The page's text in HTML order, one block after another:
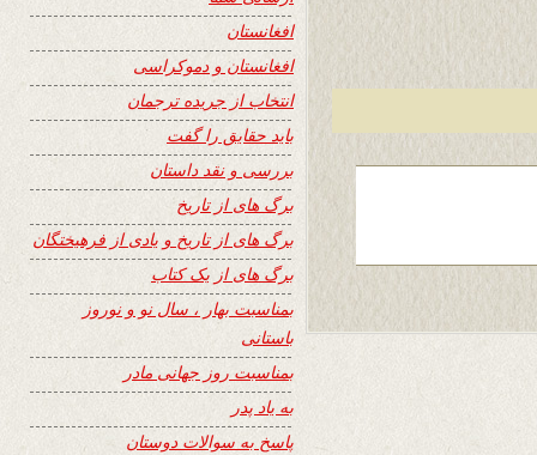
افغانستان
افغانستان و دموکراسی
انتخاب از جریده ترجمان
باید حقایق را گفت
بررسی و نقد داستان
برگ های از تاریخ
برگ های از تاریخ و یادی از فرهیختگان
برگ های از یک کتاب
بمناسبت بهار ، سال نو و نوروز
باستانی
بمناسبت روز جهانی مادر
به یاد پدر
پاسخ به سوالات دوستان